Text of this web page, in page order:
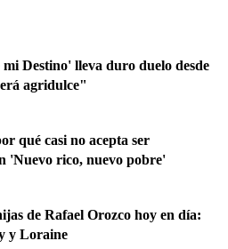
Destino' lleva duro duelo desde
agridulce"
qué casi no acepta ser
'Nuevo rico, nuevo pobre'
de Rafael Orozco hoy en día:
y Loraine